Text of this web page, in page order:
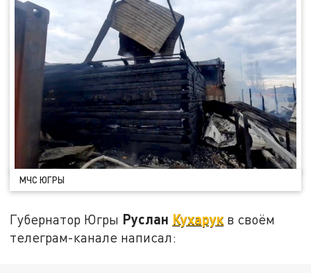
МЧС ЮГРЫ
Губернатор Югры Руслан Кухарук в своём
телеграм-канале написал: